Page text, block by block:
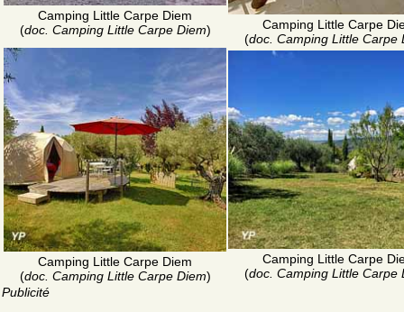
Camping Little Carpe Diem
(doc. Camping Little Carpe Diem)
Camping Little Carpe
(doc. Camping Little Carpe
Camping Little Carpe Diem
(doc. Camping Little Carpe Diem)
Camping Little Carpe
(doc. Camping Little Carpe
Publicité